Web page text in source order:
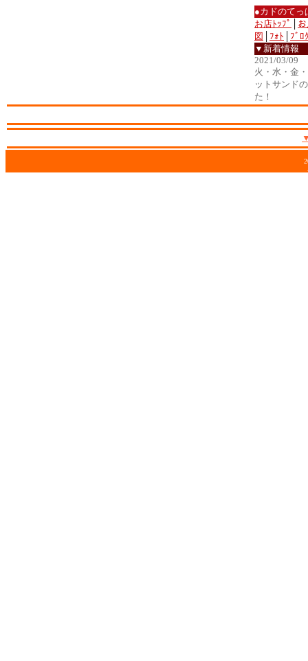
●カドのて
お店ﾄｯﾌﾟ
図
ﾌｫﾄ
ﾌﾞﾛ
▼新着情報
2021/03/09
火・水・金
ットサンド
た！